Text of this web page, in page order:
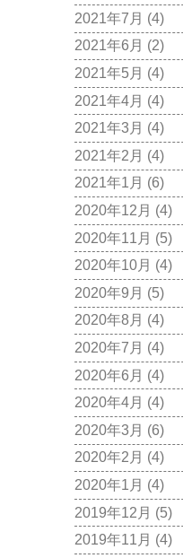
2021年7月 (4)
2021年6月 (2)
2021年5月 (4)
2021年4月 (4)
2021年3月 (4)
2021年2月 (4)
2021年1月 (6)
2020年12月 (4)
2020年11月 (5)
2020年10月 (4)
2020年9月 (5)
2020年8月 (4)
2020年7月 (4)
2020年6月 (4)
2020年4月 (4)
2020年3月 (6)
2020年2月 (4)
2020年1月 (4)
2019年12月 (5)
2019年11月 (4)